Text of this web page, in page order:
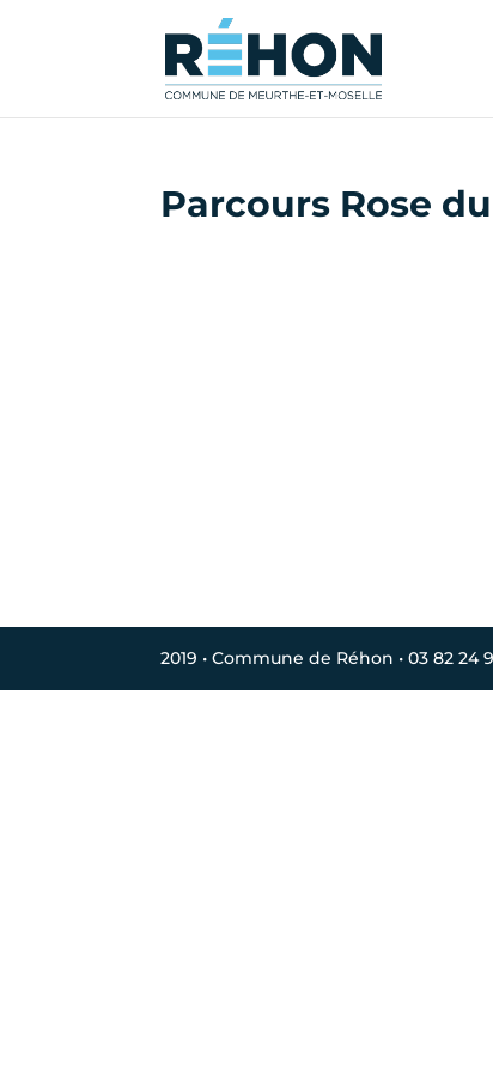
Parcours Rose
2019 • Commune de Réhon • 03 82 24